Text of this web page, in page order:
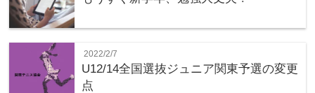
2022/2/7
U12/14全国選抜ジュニア関東予選の変更
点